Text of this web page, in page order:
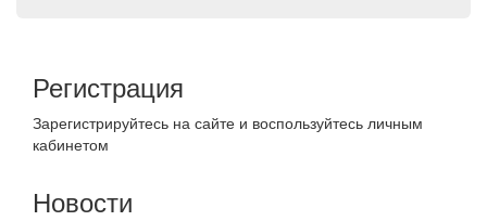
Регистрация
Зарегистрируйтесь на сайте и воспользуйтесь личным
кабинетом
Новости